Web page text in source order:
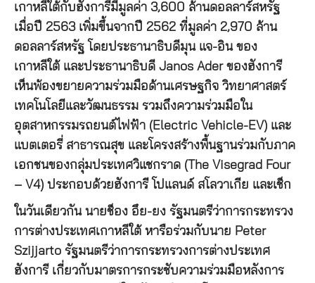
เกาหลีใต้กับฮังการีมีมูลค่า 3,600 ล้านดอลลาร์สหรัฐ
เมื่อปี 2563 เพิ่มขึ้นจากปี 2562 ที่มูลค่า 2,970 ล้าน
ดอลลาร์สหรัฐ โดยประธานาธิบดีมุน แจ-อิน ของ
เกาหลีใต้ และประธานาธิบดี Janos Ader ของฮังการี
เห็นพ้องขยายความร่วมมือด้านเศรษฐกิจ วิทยาศาสตร์
เทคโนโลยีและวัฒนธรรม รวมถึงความร่วมมือใน
อุตสาหกรรมรถยนต์ไฟฟ้า (Electric Vehicle-EV) และ
แบตเตอรี่ สาธารณสุข และโครงสร้างพื้นฐานร่วมกับภาค
เอกชนของกลุ่มประเทศวิแชกราด (The Visegrad Four
– V4) ประกอบด้วยฮังการี โปแลนด์ สโลวาเกีย และเช็ก
ในวันเดียวกัน นายช็อง อึย-ยง รัฐมนตรีว่าการกระทรวง
การต่างประเทศเกาหลีใต้ หารือร่วมกับนาย Peter
Szijjarto รัฐมนตรีว่าการกระทรวงการต่างประเทศ
ฮังการี เกี่ยวกับมาตรการกระชับความร่วมมือหลังการ